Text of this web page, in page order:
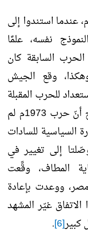
هنا أخطأ الإسرائيليون عام 1973م، عندما استندوا إلى
النموذج نفسه، علمًا
السابقة كان
وقع الجيش
للحرب المقبلة
على نسق الحرب السابقة. صحيح أنّ حرب 1973م لم
السياسية للسادات
إلى تغيير في
المطاف، وقَّعت
ووعدت بإعادة
غيّر المشهد
كبير[6]
.